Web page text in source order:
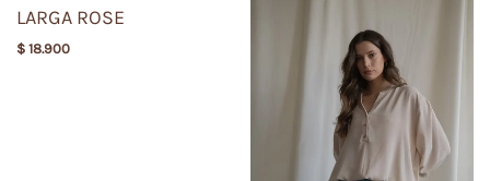
LARGA ROSE
$ 18.900